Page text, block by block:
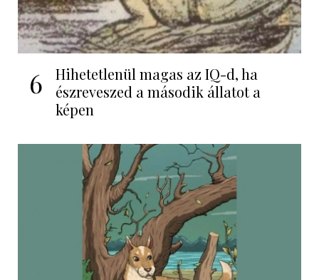
6
Hihetetlenül magas az IQ-d, ha
észreveszed a második állatot a
képen